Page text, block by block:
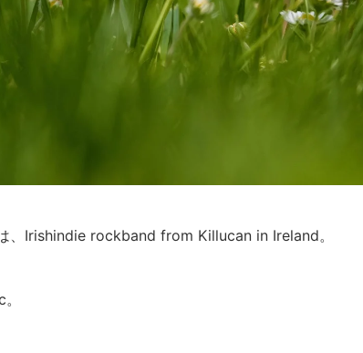
、Irishindie rockband from Killucan in Ireland。